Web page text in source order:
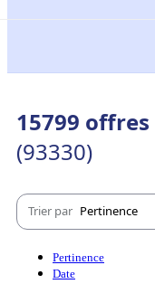
15799 offres
(93330)
Trier par Pertinence
Pertinence
Date